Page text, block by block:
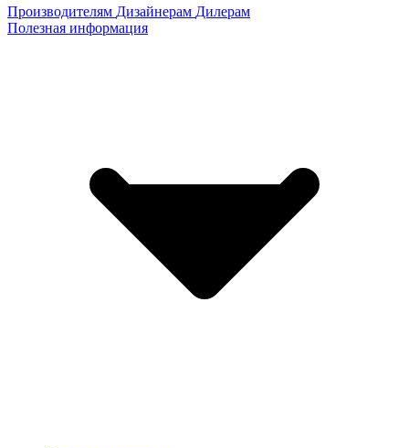
Производителям Дизайнерам Дилерам
Полезная информация